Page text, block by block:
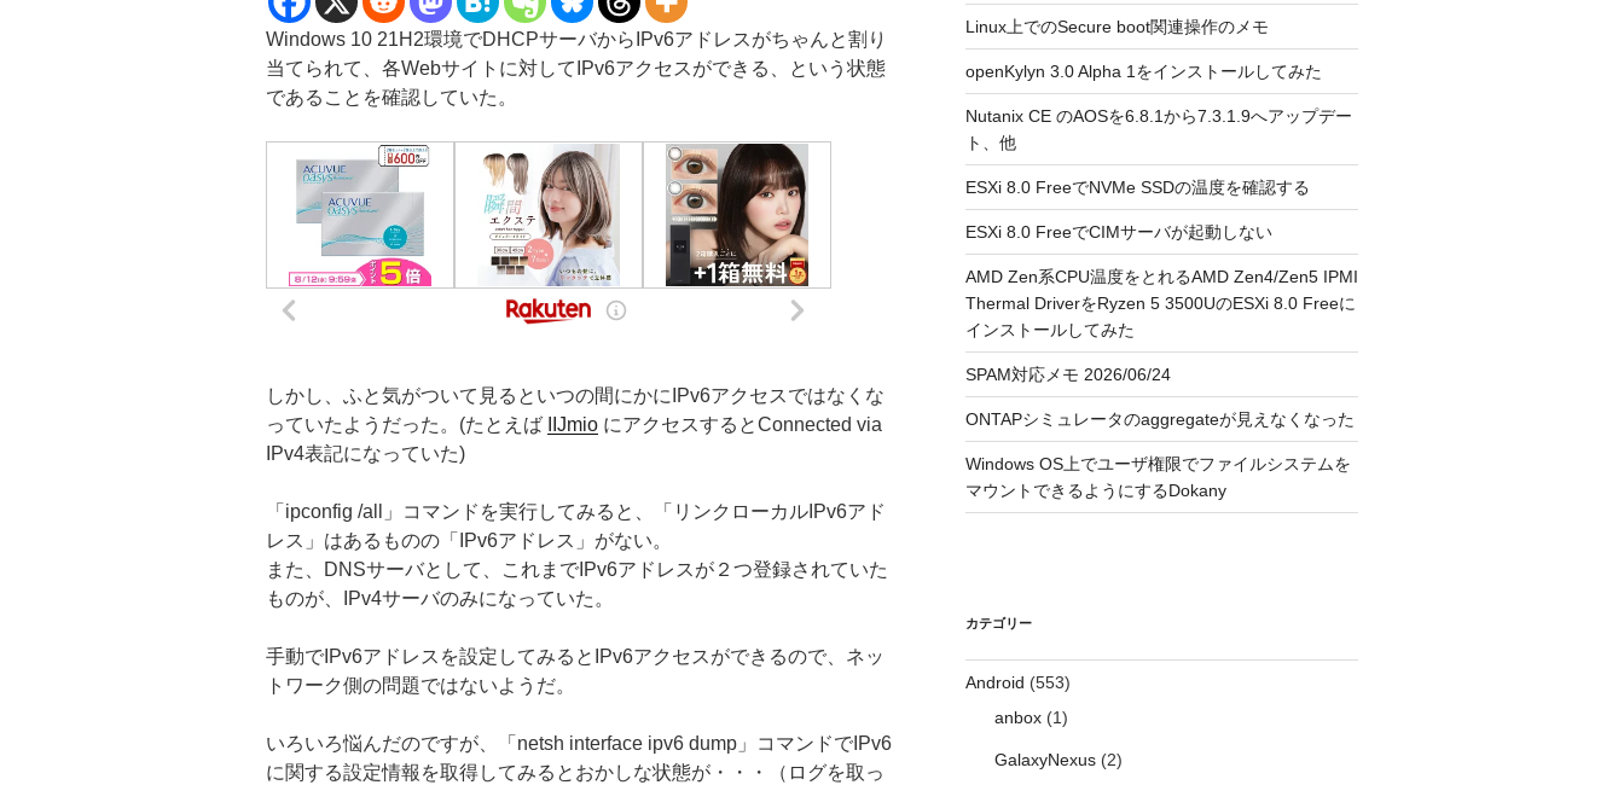
Windows 10 21H2環境でDHCPサーバからIPv6アドレスがちゃんと割り
当てられて、各Webサイトに対してIPv6アクセスができる、という状態
であることを確認していた。
しかし、ふと気がついて見るといつの間にかにIPv6アクセスではなくな
っていたようだった。(たとえば
IIJmio にアクセスするとConnected via
IPv4表記になっていた)
「ipconfig /all」コマンドを実行してみると、「リンクローカルIPv6アド
レス」はあるものの「IPv6アドレス」がない。
また、DNSサーバとして、これまでIPv6アドレスが２つ登録されていた
ものが、IPv4サーバのみになっていた。
手動でIPv6アドレスを設定してみるとIPv6アクセスができるので、ネッ
トワーク側の問題ではないようだ。
いろいろ悩んだのですが、「netsh interface ipv6 dump」コマンドでIPv6
に関する設定情報を取得してみるとおかしな状態が・・・（ログを取っ
Linux上でのSecure boot関連操作のメモ
openKylyn 3.0 Alpha 1をインストールしてみた
Nutanix CE のAOSを6.8.1から7.3.1.9へアップデー
ト、他
ESXi 8.0 FreeでNVMe SSDの温度を確認する
ESXi 8.0 FreeでCIMサーバが起動しない
AMD Zen系CPU温度をとれるAMD Zen4/Zen5 IPMI
Thermal DriverをRyzen 5 3500UのESXi 8.0 Freeに
インストールしてみた
SPAM対応メモ 2026/06/24
ONTAPシミュレータのaggregateが見えなくなった
Windows OS上でユーザ権限でファイルシステムを
マウントできるようにするDokany
カテゴリー
Android (553)
anbox(1)
GalaxyNexus(2)